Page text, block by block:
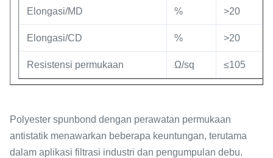
Elongasi/MD % >20
Elongasi/CD % >20
Resistensi permukaan Ω/sq ≤105
Polyester spunbond dengan perawatan permukaan
antistatik menawarkan beberapa keuntungan, terutama
dalam aplikasi filtrasi industri dan pengumpulan debu.